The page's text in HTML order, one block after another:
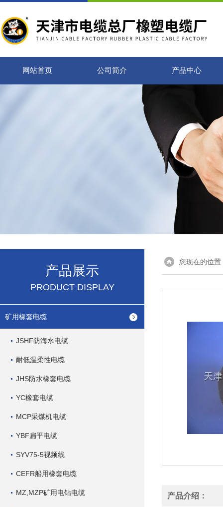
网站首页 公司简介 产品中心
产品展示
PRODUCT DISPLAY
矿用橡套电缆
JSHF防海水电缆
耐低温柔性电缆
JHS防水橡套电缆
YC橡套电缆
MCP采煤机电缆
YBF扁平电缆
SYV75-5视频线
CEFR船用橡套电缆
MZ,MZP矿用电钻电缆
您现在的位置
产品介绍：